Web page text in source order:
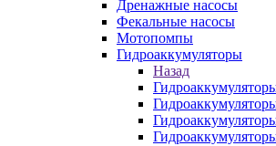
Дренажные насосы
Фекальные насосы
Мотопомпы
Гидроаккумуляторы
Назад